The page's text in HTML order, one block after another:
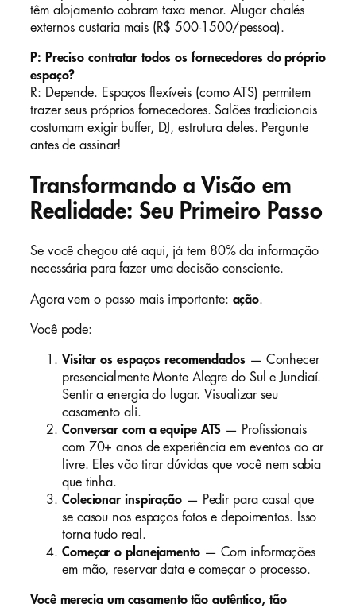
têm alojamento cobram taxa menor. Alugar chalés
externos custaria mais (R$ 500-1500/pessoa).
P: Preciso contratar todos os fornecedores do próprio
espaço?
R: Depende. Espaços flexíveis (como ATS) permitem
trazer seus próprios fornecedores. Salões tradicionais
costumam exigir buffer, DJ, estrutura deles. Pergunte
antes de assinar!
Transformando a Visão em
Realidade: Seu Primeiro Passo
Se você chegou até aqui, já tem 80% da informação
necessária para fazer uma decisão consciente.
Agora vem o passo mais importante: ação.
Você pode:
Visitar os espaços recomendados— Conhecer
presencialmente Monte Alegre do Sul e Jundiaí.
Sentir a energia do lugar. Visualizar seu
casamento ali.
Conversar com a equipe ATS — Profissionais
com 70+ anos de experiência em eventos ao ar
livre. Eles vão tirar dúvidas que você nem sabia
que tinha.
Colecionar inspiração— Pedir para casal que
se casou nos espaços fotos e depoimentos. Isso
torna tudo real.
Começar o planejamento— Com informações
em mão, reservar data e começar o processo.
Você merecia um casamento tão autêntico, tão